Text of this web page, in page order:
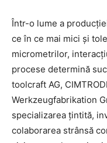
Într-o lume a
ce în ce mai mici și
micrometrilor,
procese determină
toolcraft AG,
Werkzeugfabrikation
specializarea țintită,
colaborarea strânsă